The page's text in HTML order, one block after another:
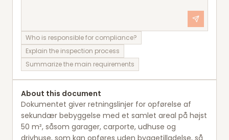
Who is responsible for compliance?
Explain the inspection process
Summarize the main requirements
About this document
Dokumentet giver retningslinjer for opførelse af
sekundær bebyggelse med et samlet areal på højst
50 m², såsom garager, carporte, udhuse og
drivhuse, som kan opføres uden byggetilladelse, så